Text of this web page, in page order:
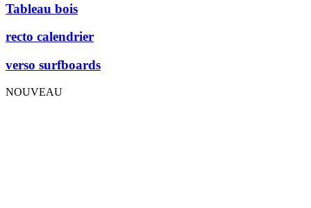
Tableau bois
recto calendrier
verso surfboards
NOUVEAU